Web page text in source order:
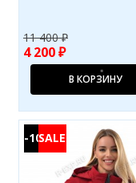
11 400 ₽
4 200 ₽
В КОРЗИНУ
-10%